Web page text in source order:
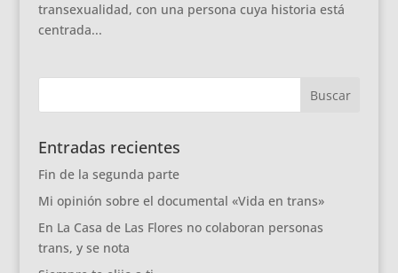
transexualidad, con una persona cuya historia está
centrada...
Entradas recientes
Fin de la segunda parte
Mi opinión sobre el documental «Vida en trans»
En La Casa de Las Flores no colaboran personas
trans, y se nota